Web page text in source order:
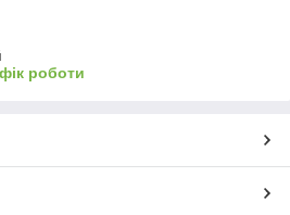
роботи